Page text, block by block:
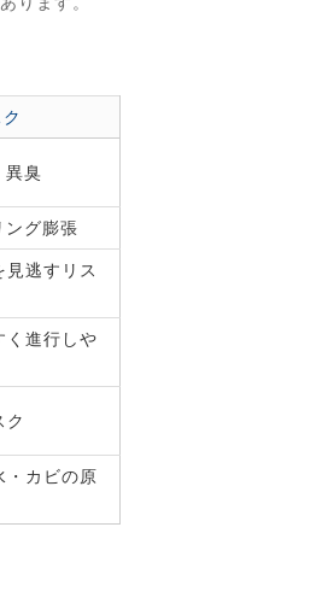
臭
グ膨張
逃すリス
く進行しや
ク
・カビの原